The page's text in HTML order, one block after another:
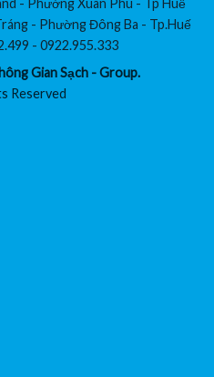
- Phường Đông Ba - Tp.Huế
- 0922.955.333
Gian Sạch - Group.
Reserved